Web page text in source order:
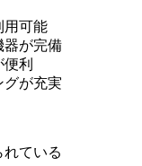
用可能
器が完備
利
グが充実
れている